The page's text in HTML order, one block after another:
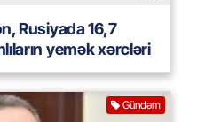
Rusiyada 16,7
yemək xərcləri
Gündəm